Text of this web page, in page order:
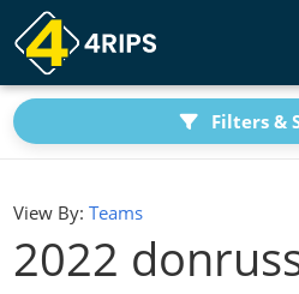
Filters &
View By: Teams
2022